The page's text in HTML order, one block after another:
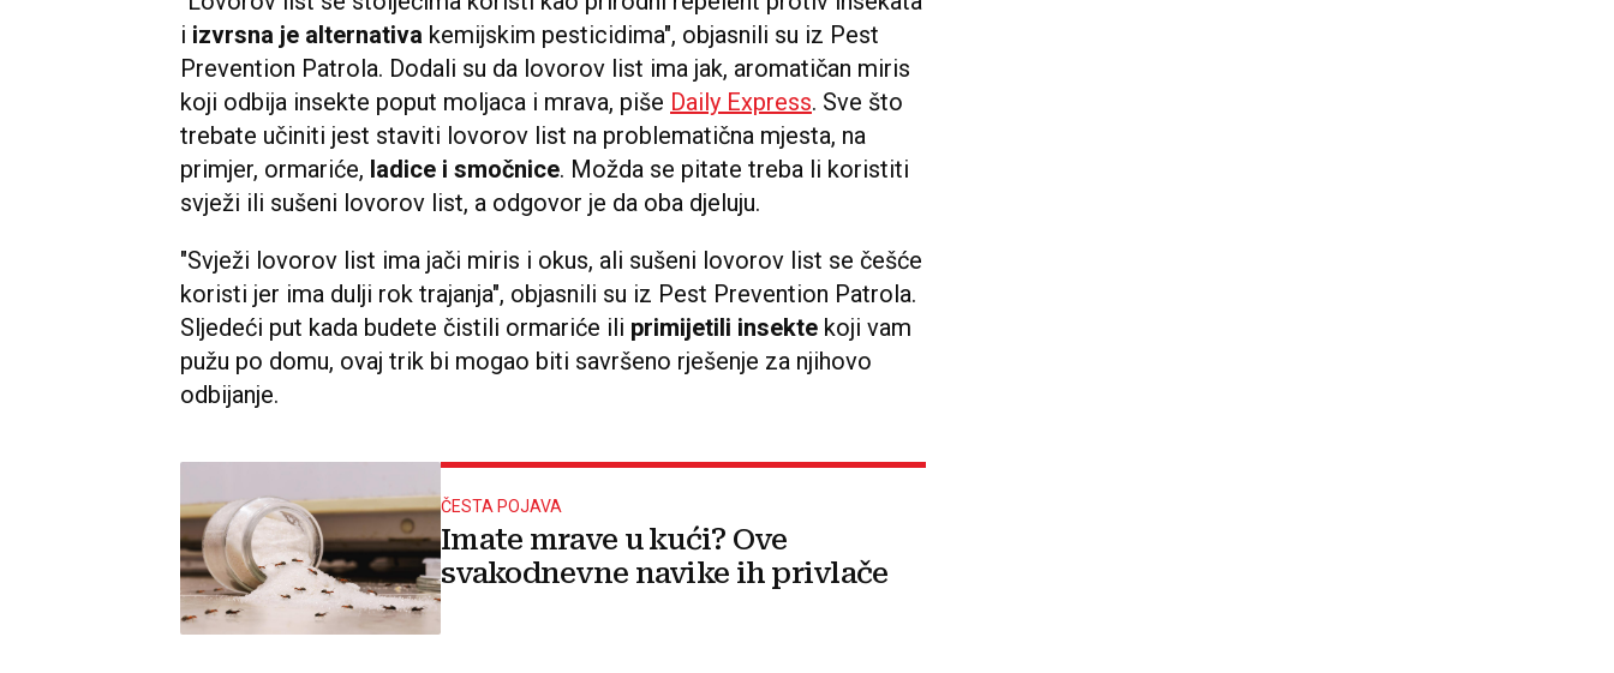
i izvrsna je alternativa kemijskim pesticidima", objasnili su iz Pest
Prevention Patrola. Dodali su da lovorov list ima jak, aromatičan miris
koji odbija insekte poput moljaca i mrava, piše Daily Express. Sve što
trebate učiniti jest staviti lovorov list na problematična mjesta, na
primjer, ormariće, ladice i smočnice. Možda se pitate treba li koristiti
svježi ili sušeni lovorov list, a odgovor je da oba djeluju.
"Svježi lovorov list ima jači miris i okus, ali sušeni lovorov list se češće
koristi jer ima dulji rok trajanja", objasnili su iz Pest Prevention Patrola.
Sljedeći put kada budete čistili ormariće ili primijetili insekte koji vam
pužu po domu, ovaj trik bi mogao biti savršeno rješenje za njihovo
odbijanje.
ČESTA POJAVA
Imate mrave u kući? Ove
svakodnevne navike ih privlače